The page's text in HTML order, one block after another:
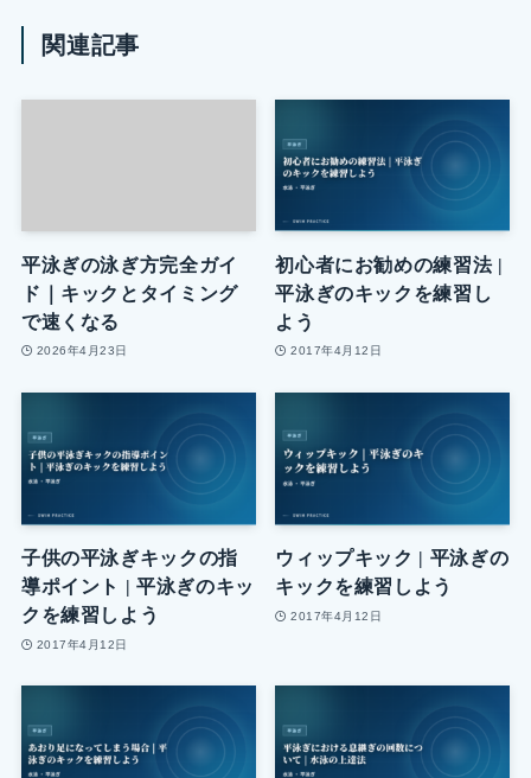
関連記事
平泳ぎの泳ぎ方完全ガイ
ド｜キックとタイミング
で速くなる
2026年4月23日
初心者にお勧めの練習法 |
平泳ぎのキックを練習し
よう
2017年4月12日
子供の平泳ぎキックの指
導ポイント | 平泳ぎのキッ
クを練習しよう
2017年4月12日
ウィップキック | 平泳ぎの
キックを練習しよう
2017年4月12日